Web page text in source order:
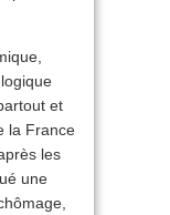
et
la France
les
une